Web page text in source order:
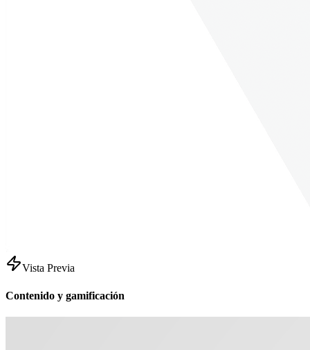
Vista Previa
Contenido y gamificación